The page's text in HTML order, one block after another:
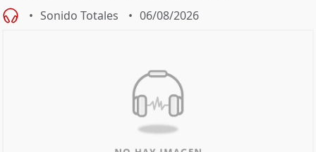
Sonido Totales 06/08/2026